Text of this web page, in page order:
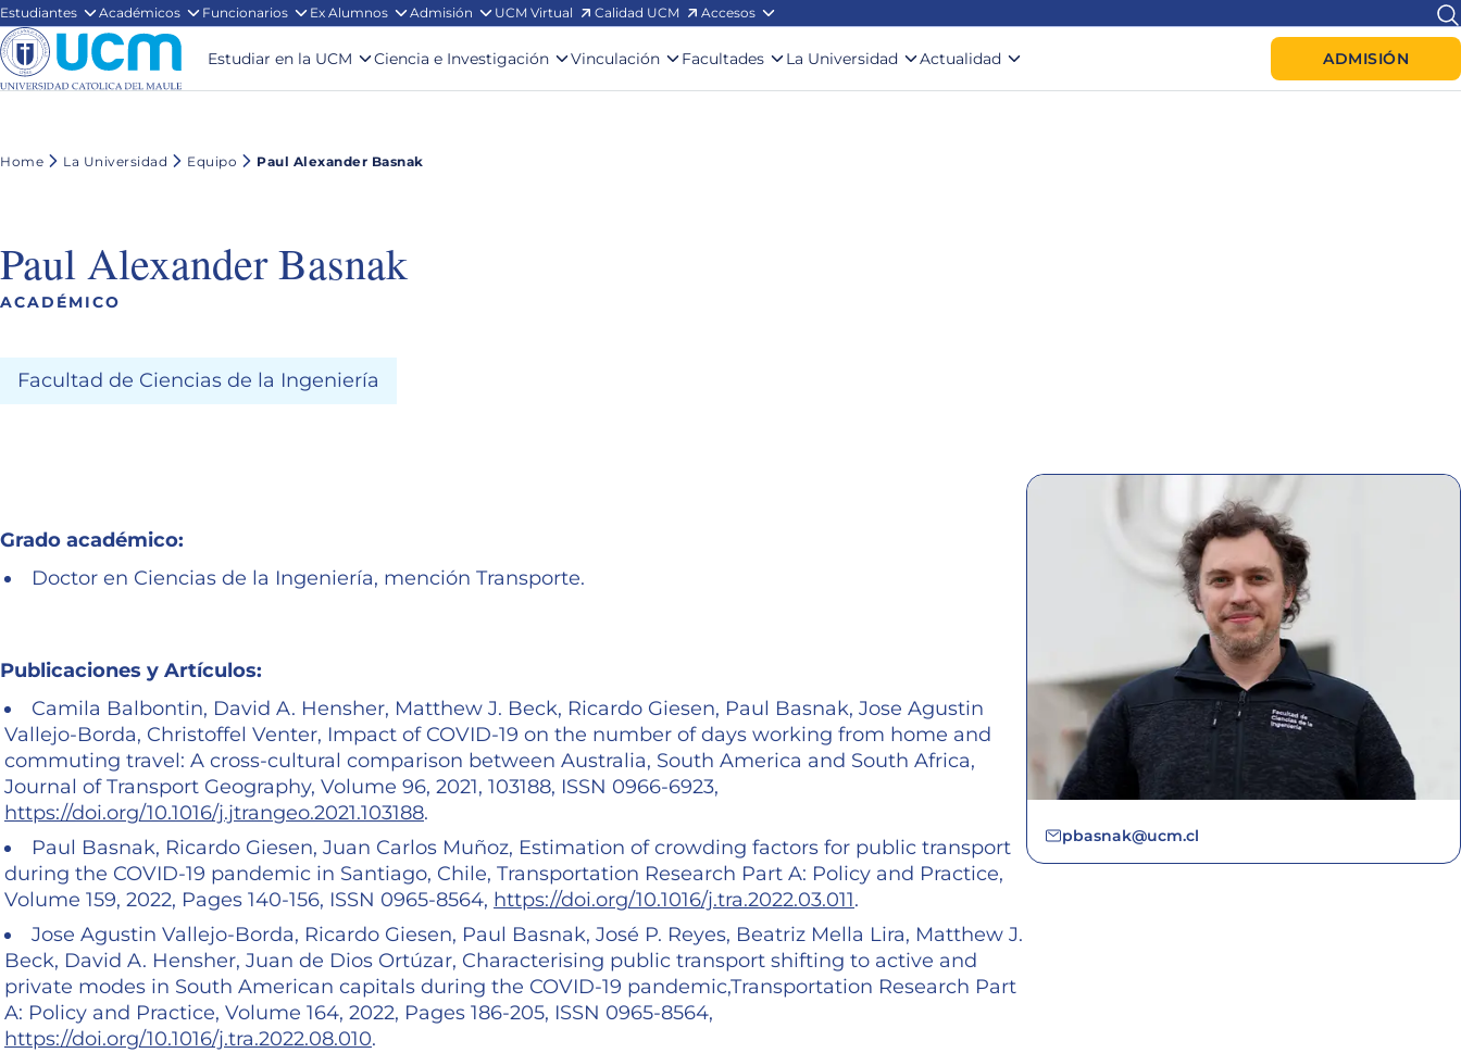
Estudiantes Académicos Funcionarios Ex Alumnos Admisión UCM Virtual Calidad UCM Accesos
Estudiar en la UCM Ciencia e Investigación Vinculación Facultades La Universidad Actualidad ADMISIÓN
Home La Universidad Equipo Paul Alexander Basnak
Paul Alexander Basnak
ACADÉMICO
Facultad de Ciencias de la Ingeniería
Grado académico:
Doctor en Ciencias de la Ingeniería, mención Transporte.
Publicaciones y Artículos:
Camila Balbontin, David A. Hensher, Matthew J. Beck, Ricardo Giesen, Paul Basnak, Jose Agustin
Vallejo-Borda, Christoffel Venter, Impact of COVID-19 on the number of days working from home and
commuting travel: A cross-cultural comparison between Australia, South America and South Africa,
Journal of Transport Geography, Volume 96, 2021, 103188, ISSN 0966-6923,
https://doi.org/10.1016/j.jtrangeo.2021.103188.
Paul Basnak, Ricardo Giesen, Juan Carlos Muñoz, Estimation of crowding factors for public transport
during the COVID-19 pandemic in Santiago, Chile, Transportation Research Part A: Policy and Practice,
Volume 159, 2022, Pages 140-156, ISSN 0965-8564, https://doi.org/10.1016/j.tra.2022.03.011.
Jose Agustin Vallejo-Borda, Ricardo Giesen, Paul Basnak, José P. Reyes, Beatriz Mella Lira, Matthew J.
Beck, David A. Hensher, Juan de Dios Ortúzar, Characterising public transport shifting to active and
private modes in South American capitals during the COVID-19 pandemic,Transportation Research Part
A: Policy and Practice, Volume 164, 2022, Pages 186-205, ISSN 0965-8564,
https://doi.org/10.1016/j.tra.2022.08.010.
pbasnak@ucm.cl